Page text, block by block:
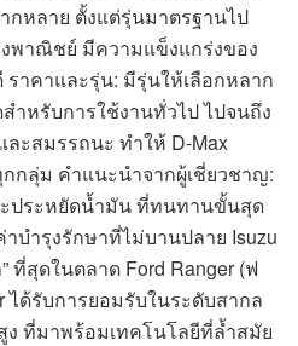
หลาย ตั้งแต่รุ่นมาตรฐานไป
พาณิชย์ มีความแข็งแกร่งของ
าคาและรุ่น: มีรุ่นให้เลือกหลาก
ำหรับการใช้งานทั่วไป ไปจนถึง
ะสมรรถนะ ทำให้ D-Max
กลุ่ม คำแนะนำจากผู้เชี่ยวชาญ:
ประหยัดน้ำมัน ที่ทนทานขั้นสุด
บำรุงรักษาที่ไม่บานปลาย Isuzu
ที่สุดในตลาด Ford Ranger (ฟ
ได้รับการยอมรับในระดับสากล
ง ที่มาพร้อมเทคโนโลยีที่ล้ำสมัย